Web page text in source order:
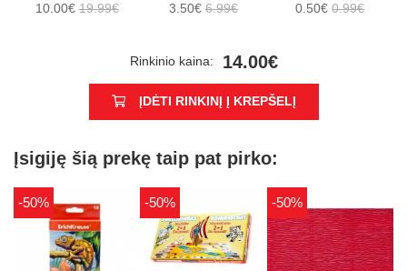
10.00€19.99€
3.50€ 6.99€
0.50€0.99€
Rinkinio kaina: 14.00€
ĮDĖTI RINKINĮ Į KREPŠELĮ
Įsigiję šią prekę taip pat pirko:
-50% -50% -50%